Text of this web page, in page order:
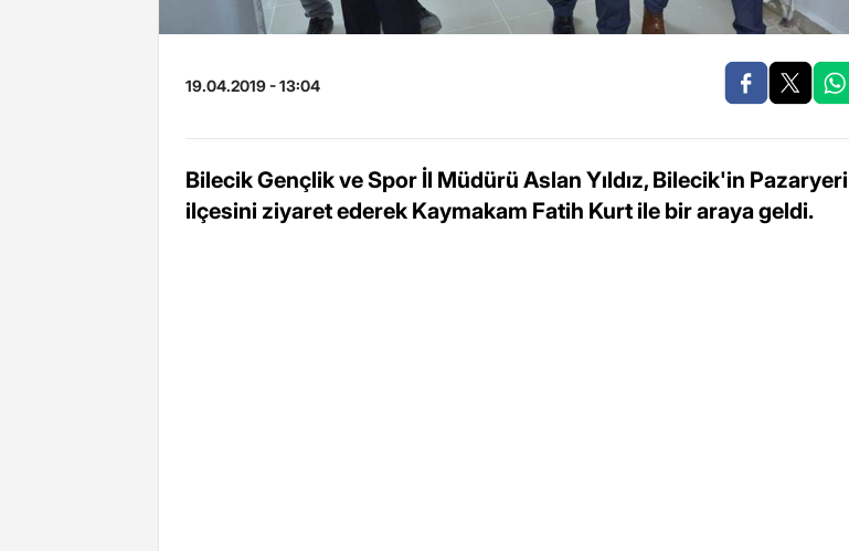
19.04.2019 - 13:04
Bilecik Gençlik ve Spor İl Müdürü Aslan Yıldız, Bilecik'in Pazaryeri
ilçesini ziyaret ederek Kaymakam Fatih Kurt ile bir araya geldi.